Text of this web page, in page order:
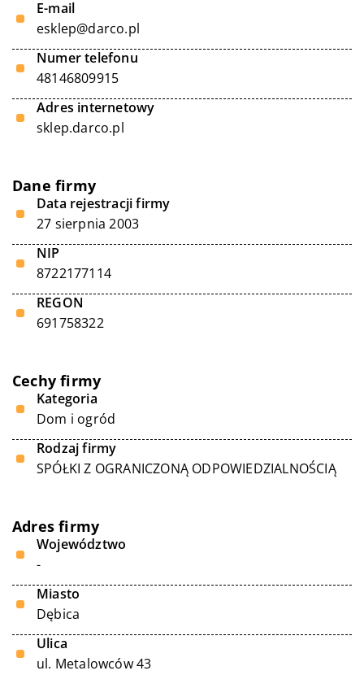
E-mail
esklep@darco.pl
Numer telefonu
48146809915
Adres internetowy
sklep.darco.pl
Dane firmy
Data rejestracji firmy
27 sierpnia 2003
NIP
8722177114
REGON
691758322
Cechy firmy
Kategoria
Dom i ogród
Rodzaj firmy
SPÓŁKI Z OGRANICZONĄ ODPOWIEDZIALNOŚCIĄ
Adres firmy
Województwo
-
Miasto
Dębica
Ulica
ul. Metalowców 43